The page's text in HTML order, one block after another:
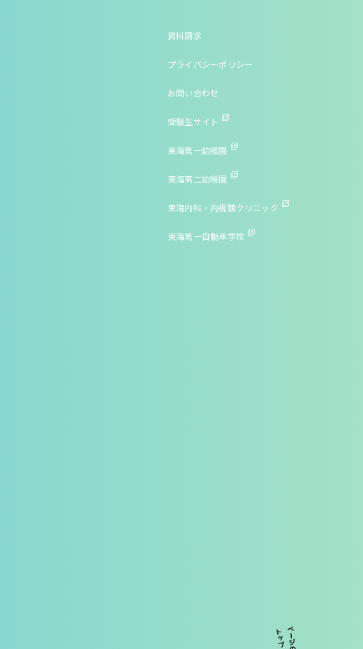
資料請求
プライバシーポリシー
お問い合わせ
受験生サイト
東海第一幼稚園
東海第二幼稚園
東海内科・内視鏡クリニック
東海第一自動車学校